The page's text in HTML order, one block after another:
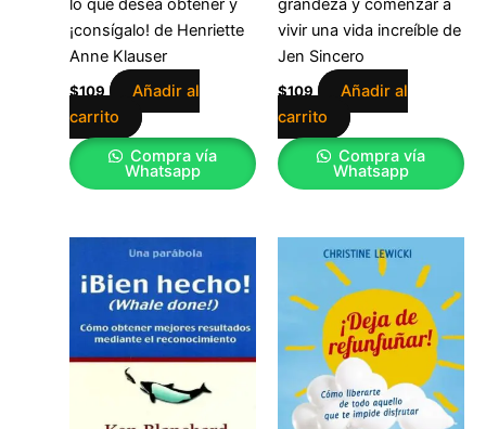
lo que desea obtener y
¡consígalo! de Henriette
Anne Klauser
$109
Añadir al
carrito
Compra vía
Whatsapp
grandeza y comenzar a
vivir una vida increíble de
Jen Sincero
$109
Añadir al
carrito
Compra vía
Whatsapp